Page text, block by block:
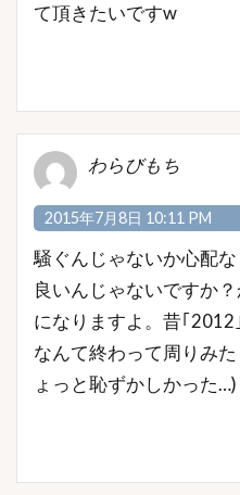
て頂きたいですw
わらびもち
2015年7月8日 10:11 PM
騒ぐんじゃないか心配
良いんじゃないですか
になりますよ。昔｢
なんて終わって周りみ
ょっと恥ずかしかった…)